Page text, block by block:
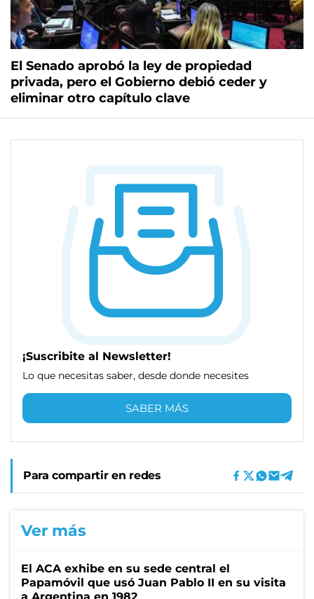
El Senado aprobó la ley de propiedad
privada, pero el Gobierno debió ceder y
eliminar otro capítulo clave
¡Suscribite al Newsletter!
Lo que necesitas saber, desde donde necesites
SABER MÁS
Para compartir en redes
Ver más
El ACA exhibe en su sede central el
Papamóvil que usó Juan Pablo II en su visita